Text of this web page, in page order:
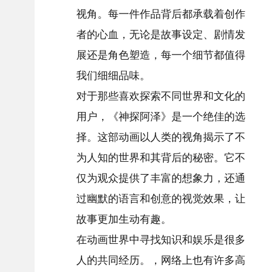
视角。每一件作品背后都承载着创作
者的心血，无论是故事设定、剧情发
展还是角色塑造，每一个细节都值得
我们细细品味。
对于那些喜欢探索不同世界和文化的
用户，《神探阿泽》是一个绝佳的选
择。这部动画以人类的视角揭示了不
为人知的世界和其背后的秘密。它不
仅为观众提供了丰富的想象力，还通
过幽默的语言和创意的视觉效果，让
故事更加生动有趣。
在动画世界中寻找知识和娱乐是很多
人的共同经历。，网络上也有许多高